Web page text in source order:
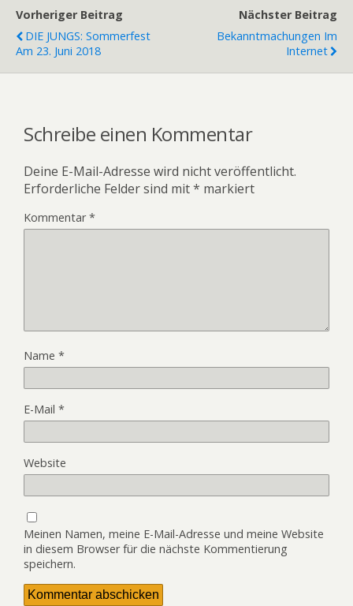
Vorheriger Beitrag
DIE JUNGS: Sommerfest
Am 23. Juni 2018
Nächster Beitrag
Bekanntmachungen Im
Internet
Schreibe einen Kommentar
Deine E-Mail-Adresse wird nicht veröffentlicht.
Erforderliche Felder sind mit* markiert
Kommentar*
Name *
E-Mail *
Website
Meinen Namen, meine E-Mail-Adresse und meine Website
in diesem Browser für die nächste Kommentierung
speichern.